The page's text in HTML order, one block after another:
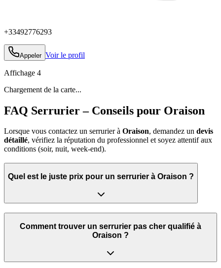
+33492776293
Appeler Voir le profil
Affichage 4
Chargement de la carte...
FAQ Serrurier – Conseils pour Oraison
Lorsque vous contactez un serrurier à Oraison, demandez un devis
détaillé, vérifiez la réputation du professionnel et soyez attentif aux
conditions (soir, nuit, week‑end).
Quel est le juste prix pour un serrurier à Oraison ?
Comment trouver un serrurier pas cher qualifié à
Oraison ?